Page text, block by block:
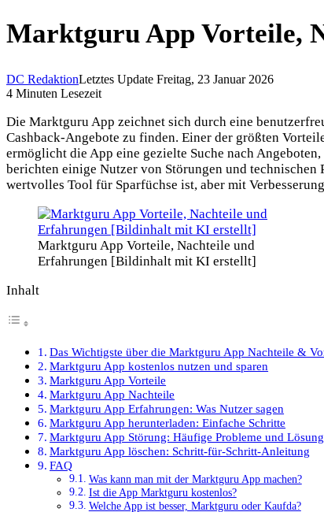
Marktguru App Vorteile,
DC RedaktionLetztes Update Freitag, 23 Januar 2026
4 Minuten Lesezeit
Die Marktguru App zeichnet sich durch eine
Cashback-Angebote zu finden. Einer der größten
ermöglicht die App eine gezielte Suche nach
berichten einige Nutzer von Störungen und
wertvolles Tool für Sparfüchse ist, aber mit
Marktguru App Vorteile, Nachteile und
Erfahrungen [Bildinhalt mit KI erstellt]
Inhalt
Das Wichtigste über die Marktguru App Nachteile &
Marktguru App kostenlos nutzen und sparen
Marktguru App Vorteile
Marktguru App Nachteile
Marktguru App Erfahrungen: Was Nutzer sagen
Marktguru App herunterladen: Einfache Schritte
Marktguru App Störung: Häufige Probleme und
Marktguru App löschen: Schritt-für-Schritt-Anleitung
FAQ
Was kann man mit der Marktguru App machen?
Ist die App Marktguru kostenlos?
Welche App ist besser, Marktguru oder Kaufda?